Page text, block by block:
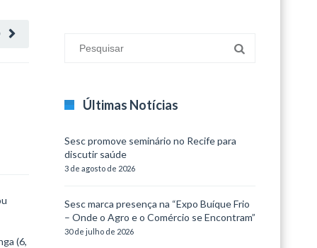
(6,
Últimas Notícias
Sesc promove seminário no Recife para
discutir saúde
3 de agosto de 2026
Sesc marca presença na “Expo Buíque Frio
– Onde o Agro e o Comércio se Encontram”
30 de julho de 2026